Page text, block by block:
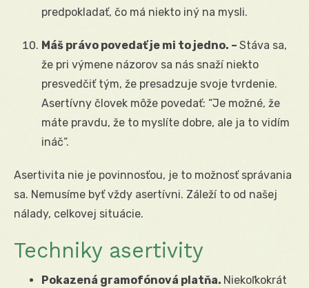
predpokladať, čo má niekto iný na mysli.
Máš právo povedať je mi to jedno. – Stáva sa,
že pri výmene názorov sa nás snaží niekto
presvedčiť tým, že presadzuje svoje tvrdenie.
Asertívny človek môže povedať: “Je možné, že
máte pravdu, že to myslíte dobre, ale ja to vidím
ináč“.
Asertivita nie je povinnosťou, je to možnosť správania
sa. Nemusíme byť vždy asertívni. Záleží to od našej
nálady, celkovej situácie.
Techniky asertivity
Pokazená gramofónová platňa. Niekoľkokrát